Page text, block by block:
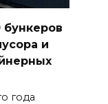
бункеров
и
года